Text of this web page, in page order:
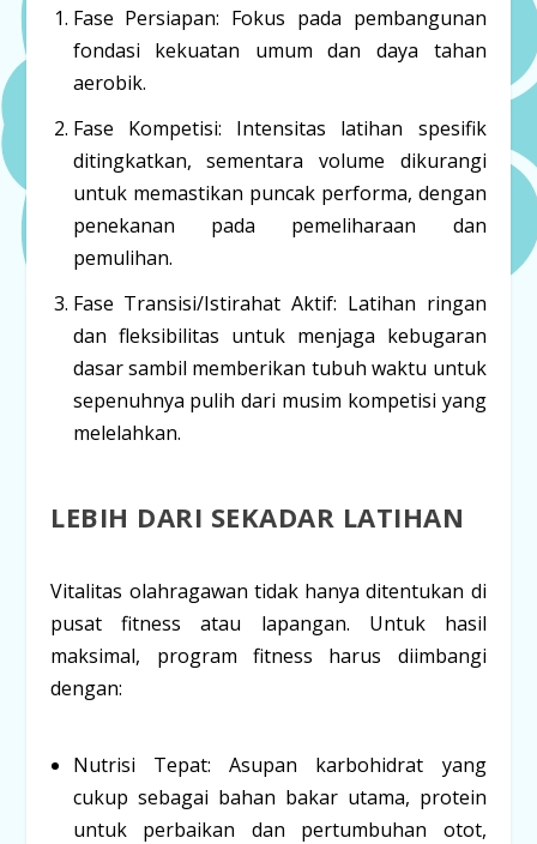
Fase Persiapan: Fokus pada pembangunan
fondasi kekuatan umum dan daya tahan
aerobik.
Fase Kompetisi: Intensitas latihan spesifik
ditingkatkan, sementara volume dikurangi
untuk memastikan puncak performa, dengan
penekanan pada pemeliharaan dan
pemulihan.
Fase Transisi/Istirahat Aktif: Latihan ringan
dan fleksibilitas untuk menjaga kebugaran
dasar sambil memberikan tubuh waktu untuk
sepenuhnya pulih dari musim kompetisi yang
melelahkan.
LEBIH DARI SEKADAR LATIHAN
Vitalitas olahragawan tidak hanya ditentukan di
pusatfitness atau lapangan. Untuk hasil
maksimal, program fitness harus diimbangi
dengan:
Nutrisi Tepat: Asupan karbohidrat yang
cukup sebagai bahan bakar utama, protein
untuk perbaikan dan pertumbuhan otot,